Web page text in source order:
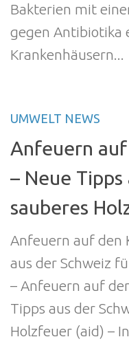
Bakterien mit
gegen Antibiotika
Krankenhäusern...
UMWELT NEWS
Anfeuern
– Neue
sauberes
Anfeuern auf den
aus der Schweiz
– Anfeuern auf
Tipps aus der
Holzfeuer (aid) – In